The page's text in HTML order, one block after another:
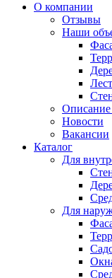
О компании
Отзывы
Наши
Новости
Вакансии
Каталог
Для
Для